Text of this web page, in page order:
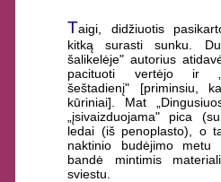
Taigi, didžiuotis
kitką surasti sunku.
šalikelėje" autorius
pacituoti vertėjo ir
šeštadienį" [priminsiu,
kūriniai]. Mat
„įsivaizduojama" pica
ledai (iš penoplasto), o
naktinio budėjimo metu
bandė mintimis
sviestu.